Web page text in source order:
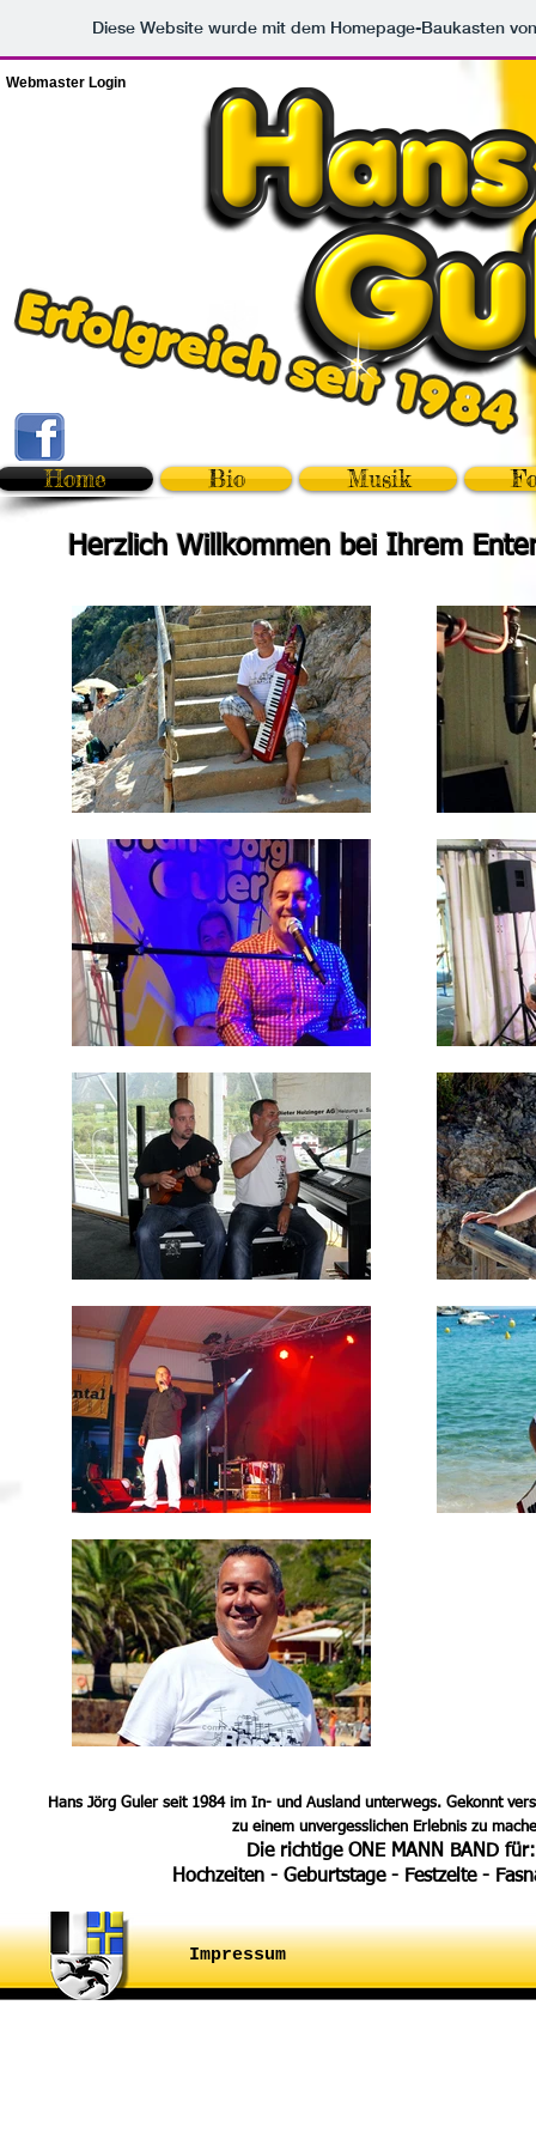
Diese Website wurde mit dem Homepage-Baukasten
Webmaster Login
Herzlich Willkommen bei Ihrem
Hans Jörg Guler seit 1984 im In- und Ausland unterwegs. Gekonnt
zu einem unvergesslichen Erlebnis zu
Die richtige ONE MANN BAND für:
Hochzeiten - Geburtstage - Festzelte -
Home Bio Musik
Impressum